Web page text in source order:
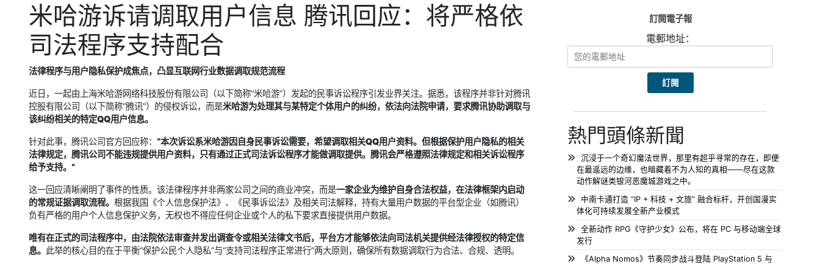
米哈游诉请调取用户信息 腾讯回应：将严格依
司法程序支持配合
法律程序与用户隐私保护成焦点，凸显互联网行业数据调取规范流程
近日，一起由上海米哈游网络科技股份有限公司（以下简称“米哈游”）发起的民事诉讼程序引发业界关注。据悉，该程序并非针对腾讯
控股有限公司（以下简称“腾讯”）的侵权诉讼，而是米哈游为处理其与某特定个体用户的纠纷，依法向法院申请，要求腾讯协助调取与
该纠纷相关的特定QQ用户信息。
针对此事，腾讯公司官方回应称： “本次诉讼系米哈游因自身民事诉讼需要，希望调取相关QQ用户资料。但根据保护用户隐私的相关
法律规定，腾讯公司不能违规提供用户资料，只有通过正式司法诉讼程序才能做调取提供。腾讯会严格遵照法律规定和相关诉讼程序
给予支持。”
这一回应清晰阐明了事件的性质。该法律程序并非两家公司之间的商业冲突，而是一家企业为维护自身合法权益，在法律框架内启动
的常规证据调取流程。 根据我国《个人信息保护法》、《民事诉讼法》及相关司法解释，持有大量用户数据的平台型企业（如腾讯）
负有严格的用户个人信息保护义务，无权也不得应任何企业或个人的私下要求直接提供用户数据。
唯有在正式的司法程序中，由法院依法审查并发出调查令或相关法律文书后，平台方才能够依法向司法机关提供经法律授权的特定信
息。 此举的核心目的在于平衡“保护公民个人隐私”与“支持司法程序正常进行”两大原则，确保所有数据调取行为合法、合规、透明。
訂閱電子報
電郵地址：
熱門頭條新聞
沉浸于一个奇幻魔法世界，那里有超乎寻常的存在，即便
在最遥远的边缘，也暗藏着不为人知的真相——尽在这款
动作解谜类银河恶魔城游戏之中。
中南卡通打造 “IP + 科技 + 文旅” 融合标杆，开创国漫实
体化可持续发展全新产业模式
全新动作 RPG《守护少女》公布，将在 PC 与移动端全球
发行
《Alpha Nomos》节奏同步战斗登陆 PlayStation 5 与